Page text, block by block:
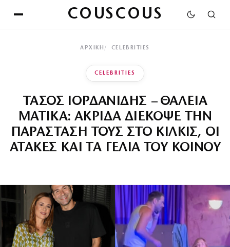
COUSCOUS
ΑΡΧΙΚΉ CELEBRITIES
CELEBRITIES
ΤΑΣΟΣ ΙΟΡΔΑΝΙΔΗΣ – ΘΑΛΕΙΑ
ΜΑΤΙΚΑ: ΑΚΡΙΔΑ ΔΙΕΚΟΨΕ ΤΗΝ
ΠΑΡΑΣΤΑΣΗ ΤΟΥΣ ΣΤΟ ΚΙΛΚΙΣ, ΟΙ
ΑΤΑΚΕΣ ΚΑΙ ΤΑ ΓΕΛΙΑ ΤΟΥ ΚΟΙΝΟΥ